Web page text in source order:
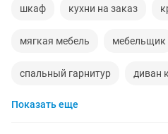
шкаф кухни на заказ
мягкая мебель мебельщик
спальный гарнитур диван
сборщик мебели
Показать еще